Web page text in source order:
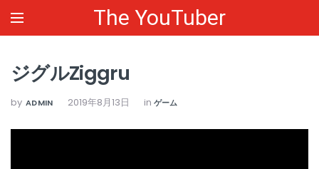
The YouTuber
ジグルZiggru
by ADMIN 2019年8月13日 in ゲーム